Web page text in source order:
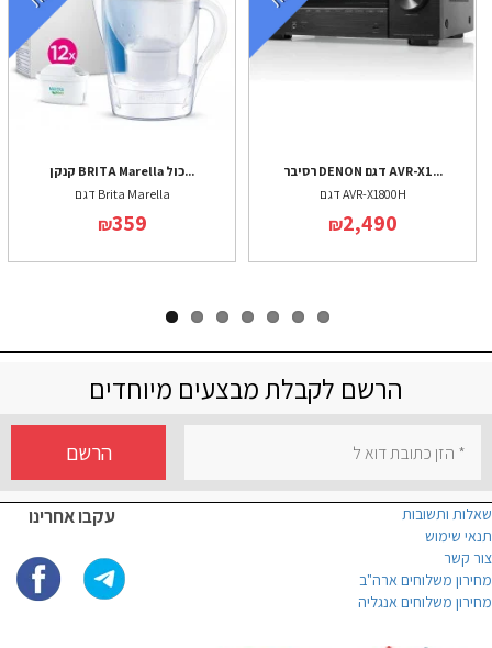
קנקן BRITA Marella כול...
דגם Brita Marella
₪359
רסיבר DENON דגם AVR-X1...
דגם AVR-X1800H
₪2,490
הרשם לקבלת מבצעים מיוחדים
הרשם
עקבו אחרינו
שאלות ותשובות
תנאי שימוש
צור קשר
מחירון משלוחים ארה"ב
מחירון משלוחים אנגליה